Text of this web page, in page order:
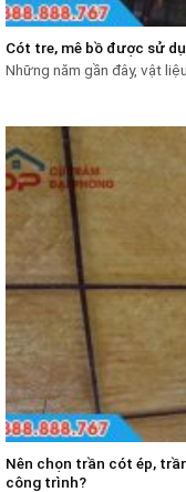
Cót tre, mê bồ được sử
Những năm gần đây, vật
Nên chọn trần cót ép,
công trình?